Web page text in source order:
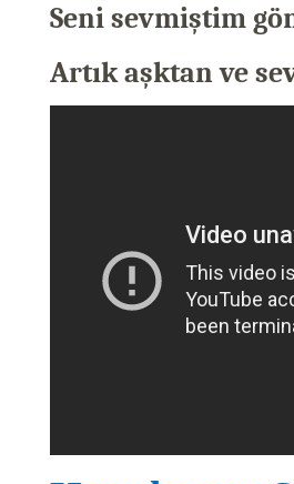
Seni sevmiştim
Artık aşktan ve